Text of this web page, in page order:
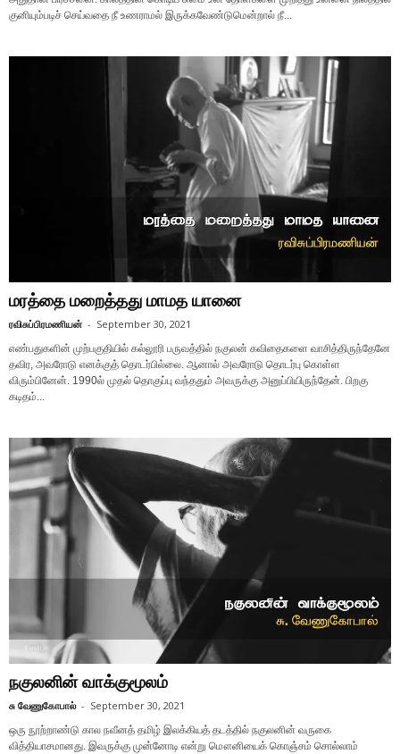
குனியும்படிச் செய்வதை நீ உணராமல் இருக்கவேண்டுமென்றால் நீ...
மரத்தை மறைத்தது மாமத யானை
ரவிசுப்பிரமணியன் - September 30, 2021
எண்பதுகளின் முற்பகுதியில் கல்லூரி பருவத்தில் நகுலன் கவிதைகளை வாசித்திருந்தேனே
தவிர, அவரோடு எனக்குத் தொடர்பில்லை. ஆனால் அவரோடு தொடர்பு கொள்ள
விரும்பினேன். 1990ல் முதல் தொகுப்பு வந்ததும் அவருக்கு அனுப்பியிருந்தேன். பிறகு
கடிதம்...
நகுலனின் வாக்குமூலம்
சு வேணுகோபால் - September 30, 2021
ஒரு நூற்றாண்டு கால நவீனத் தமிழ் இலக்கியத் தடத்தில் நகுலனின் வருகை
வித்தியாசமானது. இவருக்கு முன்னோடி என்று மௌனியைக் கொஞ்சம் சொல்லாம்